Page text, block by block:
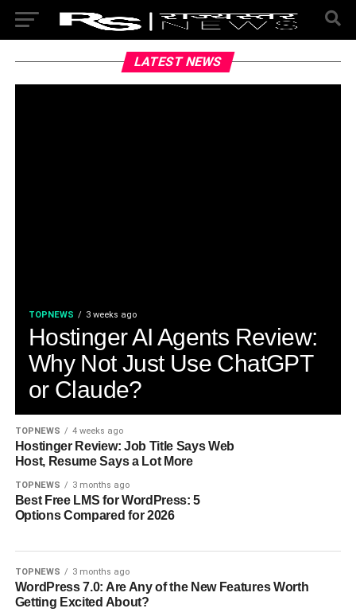
LATEST NEWS
TOPNEWS 3 weeks ago
Hostinger AI Agents Review:
Why Not Just Use ChatGPT
or Claude?
TOPNEWS 4 weeks ago
Hostinger Review: Job Title Says Web
Host, Resume Says a Lot More
TOPNEWS 3 months ago
Best Free LMS for WordPress: 5
Options Compared for 2026
TOPNEWS 3 months ago
WordPress 7.0: Are Any of the New Features Worth
Getting Excited About?